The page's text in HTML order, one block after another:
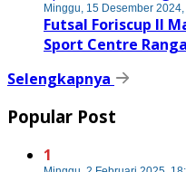
Minggu, 15 Desember 2024,
Futsal Foriscup II
Sport Centre
Selengkapnya
Popular Post
1